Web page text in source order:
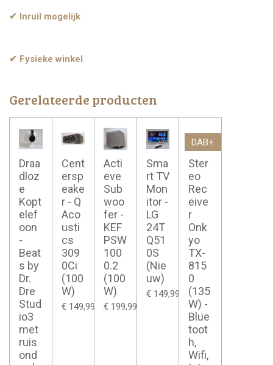
✔ Inruil mogelijk
✔ Fysieke winkel
Gerelateerde producten
Draa
dloz
e
Kopt
elef
oon
-
Beat
s by
Dr.
Dre
Stud
io3
met
ruis
ond
Cent
ersp
eake
r - Q
Aco
usti
cs
309
0Ci
(100
W)
€ 149,99
Acti
eve
Sub
woo
fer -
KEF
PSW
100
0.2
(100
W)
€ 199,99
Sma
rt TV
Mon
itor -
LG
24T
Q51
0S
(Nie
uw)
€ 149,99
DAB+
Ster
eo
Rec
eive
r
Onk
yo
TX-
815
0
(135
W) -
Blue
toot
h,
Wifi,